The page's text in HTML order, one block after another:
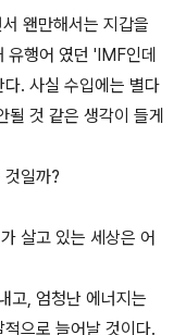
왠만해서는 지갑을
유행어 였던 'IMF인데
. 사실 수입에는 별다
될 것 같은 생각이 들게
것일까?
살고 있는 세상은 어
고, 엄청난 에너지는
으로 늘어날 것이다.